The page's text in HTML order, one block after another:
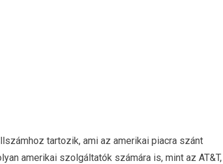
tartozik, ami az amerikai piacra szánt
amerikai szolgáltatók számára is, mint az AT&T,